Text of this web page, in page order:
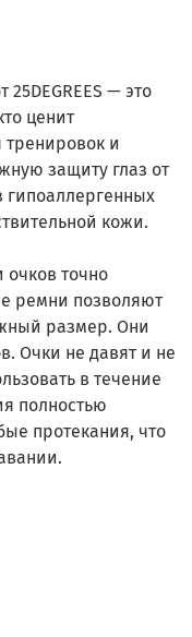
— это
ценит
и
защиту глаз от
гипоаллергенных
кожи.
очков точно
ремни позволяют
размер. Они
Очки не давят и не
в течение
полностью
протекания, что